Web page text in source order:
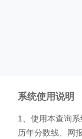
系统使用说明
1、使用本查询
历年分数线、网